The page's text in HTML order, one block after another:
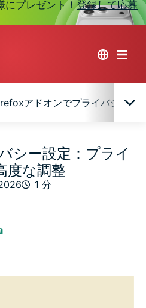
にプレゼント！登録して応募
アドオンでプライバシーを
定を始める
プライバシー設定
ー設定（about:config）
シーを強化する
シー設定：プライ
度な調整
1 分